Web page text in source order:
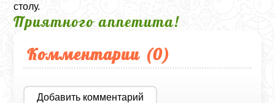
столу.
Приятного аппетита!
Комментарии (0)
Добавить комментарий